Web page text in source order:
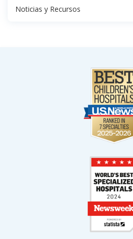
Noticias y Recursos